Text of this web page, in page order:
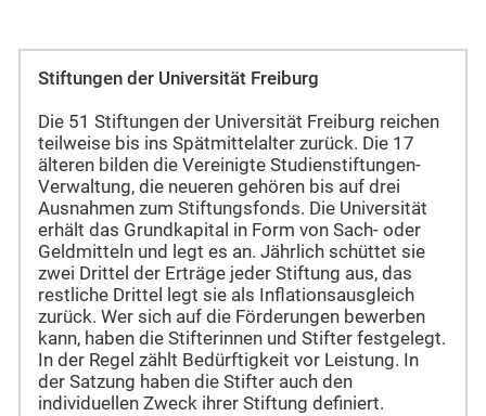
Stiftungen der Universität Freiburg
Die 51 Stiftungen der Universität Freiburg reichen
teilweise bis ins Spätmittelalter zurück. Die 17
älteren bilden die Vereinigte Studienstiftungen-
Verwaltung, die neueren gehören bis auf drei
Ausnahmen zum Stiftungsfonds. Die Universität
erhält das Grundkapital in Form von Sach- oder
Geldmitteln und legt es an. Jährlich schüttet sie
zwei Drittel der Erträge jeder Stiftung aus, das
restliche Drittel legt sie als Inflationsausgleich
zurück. Wer sich auf die Förderungen bewerben
kann, haben die Stifterinnen und Stifter festgelegt.
In der Regel zählt Bedürftigkeit vor Leistung. In
der Satzung haben die Stifter auch den
individuellen Zweck ihrer Stiftung definiert.